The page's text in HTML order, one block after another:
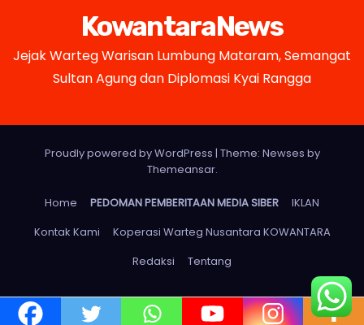
KowantaraNews
Jejak Warteg Warisan Lumbung Mataram, Semangat
Sultan Agung dan Diplomasi Kyai Rangga
Proudly powered by WordPress | Theme: Newses by
Themeansar.
Home PEDOMAN PEMBERITAAN MEDIA SIBER
IKLAN
Kontak Kami
Koperasi Warteg Nusantara KOWANTARA
Redaksi
Tentang